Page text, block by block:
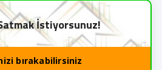
İstiyorsunuz!
bırakabilirsiniz